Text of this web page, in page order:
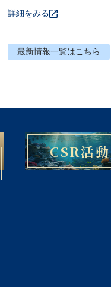
詳細をみる
最新情報一覧はこちら
CSR活動